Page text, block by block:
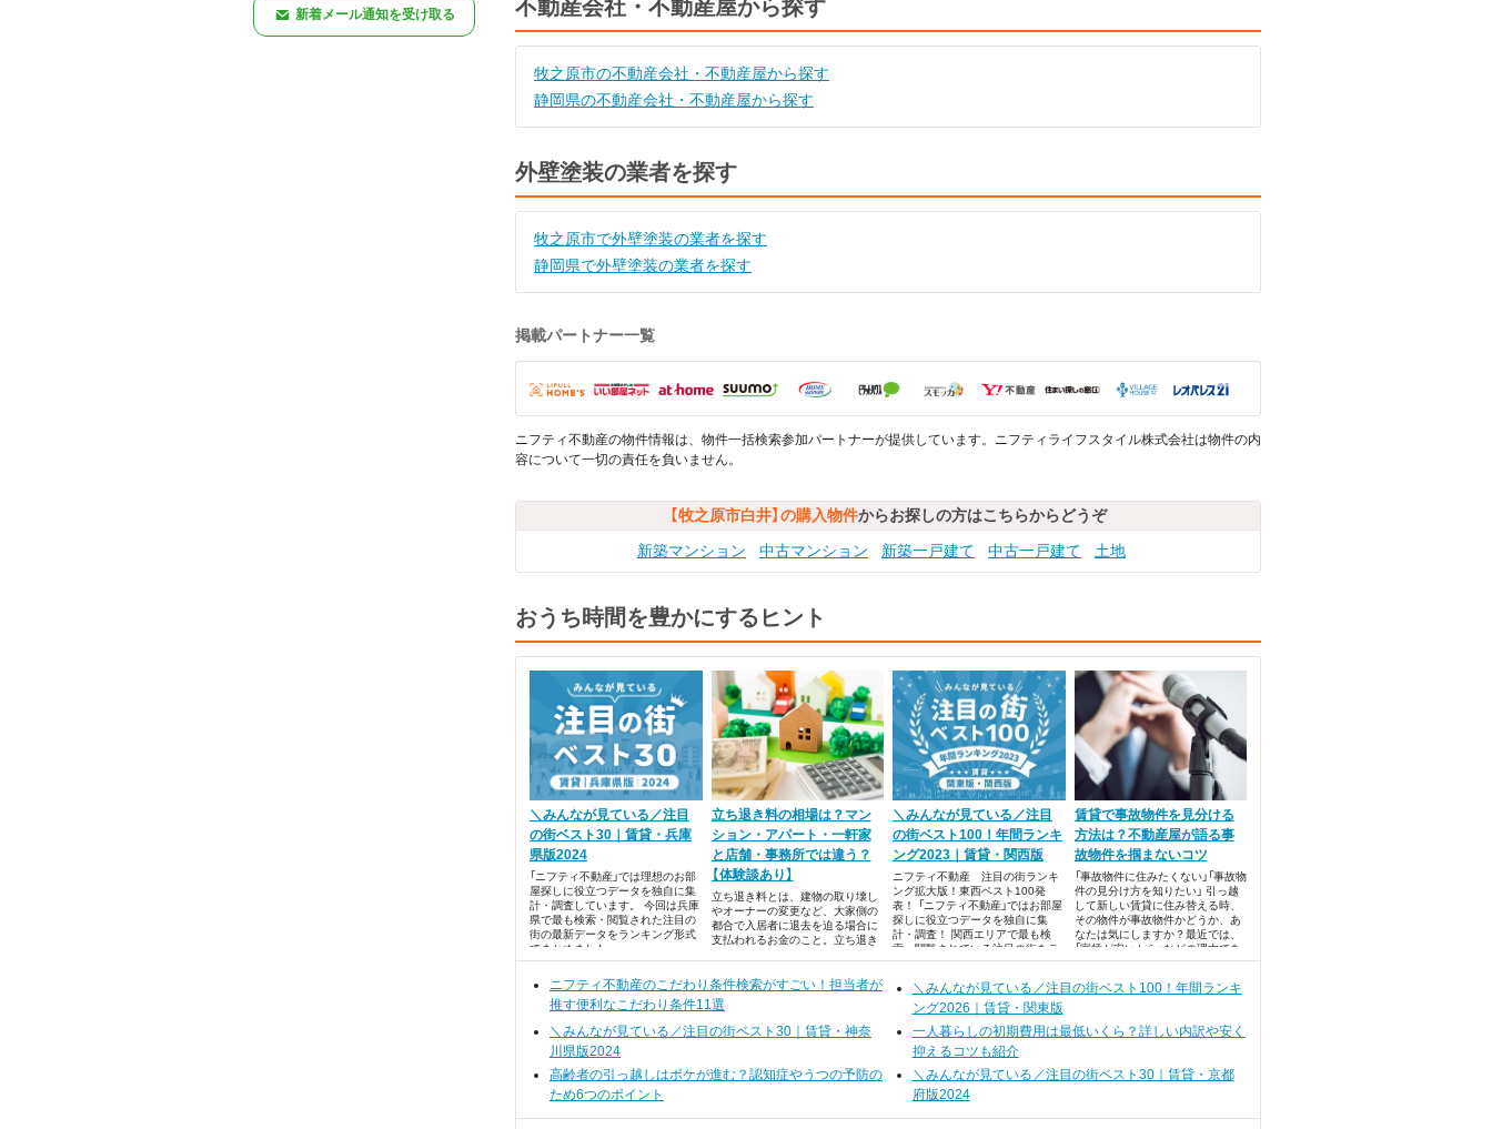
新着メール通知を受け取る 不動産会社・不動産屋から探す
牧之原市の不動産会社・不動産屋から探す
静岡県の不動産会社・不動産屋から探す
外壁塗装の業者を探す
牧之原市で外壁塗装の業者を探す
静岡県で外壁塗装の業者を探す
掲載パートナー一覧
ニフティ不動産の物件情報は、物件一括検索参加パートナーが提供しています。ニフティライフスタイル株式会社は物件の内
容について一切の責任を負いません。
【牧之原市白井】の購入物件からお探しの方はこちらからどうぞ
新築マンション
中古マンション 新築一戸建て 中古一戸建て 土地
おうち時間を豊かにするヒント
＼みんなが見ている／注目
の街ベスト30｜賃貸・兵庫
県版2024
「ニフティ不動産」では理想のお部
屋探しに役立つデータを独自に集
計・調査しています。 今回は兵庫
県で最も検索・閲覧された注目の
街の最新データをランキング形式
でまとめました。
立ち退き料の相場は？マン
ション・アパート・一軒家
と店舗・事務所では違う？
【体験談あり】
立ち退き料とは、建物の取り壊し
やオーナーの変更など、大家側の
都合で入居者に退去を迫る場合に
支払われるお金のこと。立ち退き
＼みんなが見ている／注目
の街ベスト100！年間ランキ
ング2023｜賃貸・関西版
ニフティ不動産 注目の街ランキ
ング拡大版！東西ベスト100発
表！ 「ニフティ不動産」ではお部屋
探しに役立つデータを独自に集
計・調査！ 関西エリアで最も検
索・閲覧されている注目の街をラ
ンキング形式でまとめました。
賃貸で事故物件を見分ける
方法は？不動産屋が語る事
故物件を掴まないコツ
「事故物件に住みたくない」「事故物
件の見分け方を知りたい」 引っ越
して新しい賃貸に住み替える時、
その物件が事故物件かどうか、あ
なたは気にしますか？最近では、
「家賃が安いから」などの理由であ
えて事故物件を選ぶ方もいるそう
住みたくない」と考えると思いま
ニフティ不動産のこだわり条件検索がすごい！担当者が
推す便利なこだわり条件11選
＼みんなが見ている／注目の街ベスト100！年間ランキ
ング2026｜賃貸・関東版
＼みんなが見ている／注目の街ベスト30｜賃貸・神奈
川県版2024
一人暮らしの初期費用は最低いくら？詳しい内訳や安く
抑えるコツも紹介
高齢者の引っ越しはボケが進む？認知症やうつの予防の
ため6つのポイント
＼みんなが見ている／注目の街ベスト30｜賃貸・京都
府版2024